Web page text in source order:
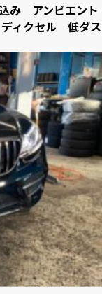
み アンビエント
ィクセル 低ダス